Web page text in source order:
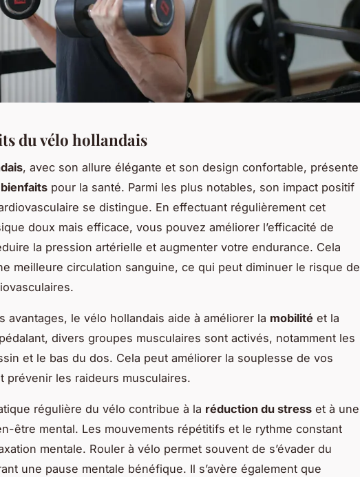
du vélo hollandais
, avec son allure élégante et son design confortable, présente
bienfaits pour la santé. Parmi les plus notables, son impact positif
se distingue. En effectuant régulièrement cet
doux mais efficace, vous pouvez améliorer l’efficacité de
la pression artérielle et augmenter votre endurance. Cela
meilleure circulation sanguine, ce qui peut diminuer le risque de
avantages, le vélo hollandais aide à améliorer la mobilité et la
divers groupes musculaires sont activés, notamment les
et le bas du dos. Cela peut améliorer la souplesse de vos
prévenir les raideurs musculaires.
régulière du vélo contribue à la réduction du stress et à une
être mental. Les mouvements répétitifs et le rythme constant
mentale. Rouler à vélo permet souvent de s’évader du
une pause mentale bénéfique. Il s’avère également que